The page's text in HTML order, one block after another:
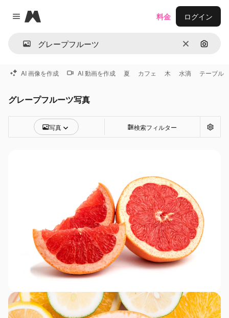
Close menu
Magnific
消去 画像で
料金 ログイン
AI 画像を作成 AI 動画を作成 夏 カフェ 木 水滴 テーブル
グレープフルーツ写真
写真 検索フィルター